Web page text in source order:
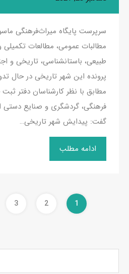
سرپرست پایگاه میراث‌فرهنگی
مطالبات عمومی، مطالعات
طبیعی، باستانشناسی، تاریخی و
پرونده این شهر تاریخی در حال
مطابق با نظر کارشناسان دفتر
فرهنگی، گردشگری و صنایع
گفت: پیدایش شهر تاریخی…
ادامه مطلب
1
2
3